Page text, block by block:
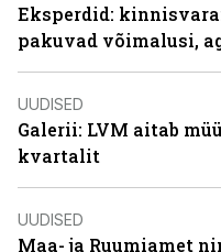
Eksperdid:
pakuvad võimalusi,
UUDISED
Galerii: LVM aitab
kvartalit
UUDISED
Maa- ja Ruumiamet